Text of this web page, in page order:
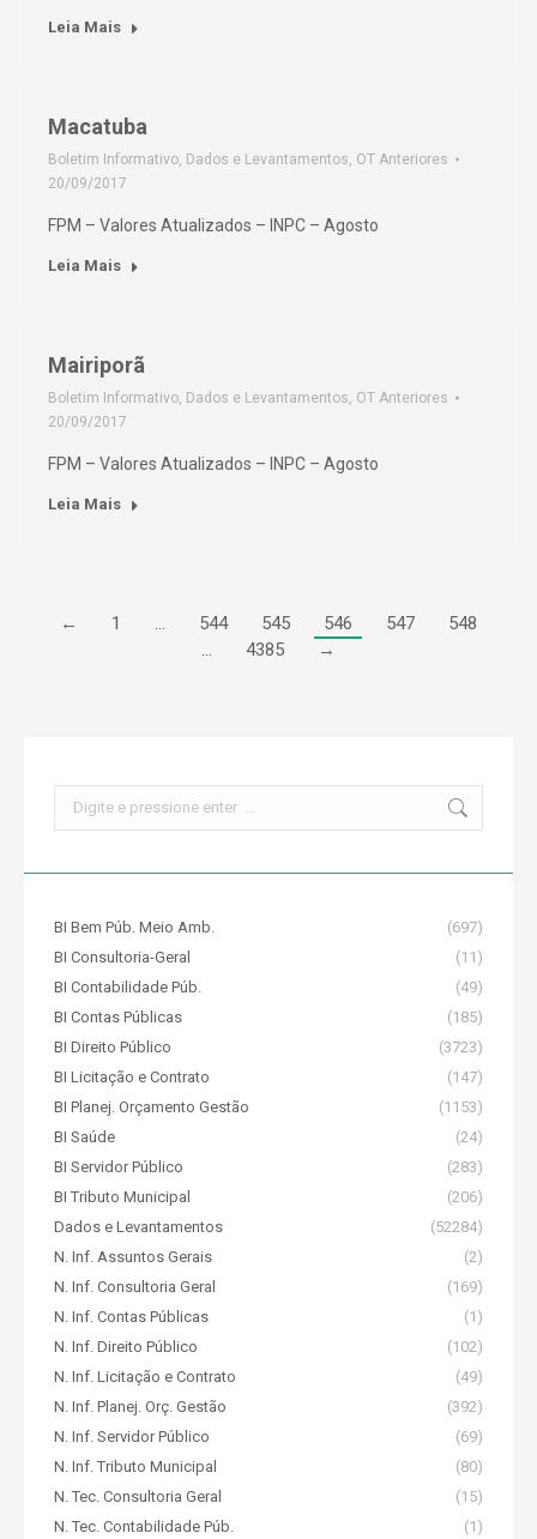
Leia Mais
Macatuba
Boletim Informativo, Dados e Levantamentos, OT Anteriores
20/09/2017
FPM – Valores Atualizados – INPC – Agosto
Leia Mais
Mairiporã
Boletim Informativo, Dados e Levantamentos, OT Anteriores
20/09/2017
FPM – Valores Atualizados – INPC – Agosto
Leia Mais
← 1 … 544 545 546 547
548
…
4385 →
BI Bem Púb. Meio Amb.
(697)
BI Consultoria-Geral
(11)
BI Contabilidade Púb.
(49)
BI Contas Públicas
(185)
BI Direito Público
(3723)
BI Licitação e Contrato
(147)
BI Planej. Orçamento Gestão
(1153)
BI Saúde
(24)
BI Servidor Público
(283)
BI Tributo Municipal
(206)
Dados e Levantamentos
(52284)
N. Inf. Assuntos Gerais
(2)
N. Inf. Consultoria Geral
(169)
N. Inf. Contas Públicas
(1)
N. Inf. Direito Público
(102)
N. Inf. Licitação e Contrato
(49)
N. Inf. Planej. Orç. Gestão
(392)
N. Inf. Servidor Público
(69)
N. Inf. Tributo Municipal
(80)
N. Tec. Consultoria Geral
(15)
N. Tec. Contabilidade Púb.
(1)